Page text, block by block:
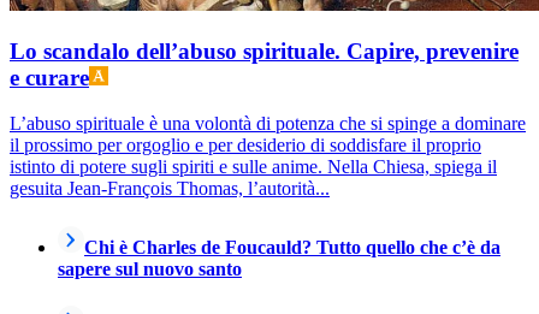
Lo scandalo dell’abuso spirituale. Capire, prevenire
e curare
L’abuso spirituale è una volontà di potenza che si spinge a dominare
il prossimo per orgoglio e per desiderio di soddisfare il proprio
istinto di potere sugli spiriti e sulle anime. Nella Chiesa, spiega il
gesuita Jean-François Thomas, l’autorità...
Chi è Charles de Foucauld? Tutto quello che c’è da
sapere sul nuovo santo